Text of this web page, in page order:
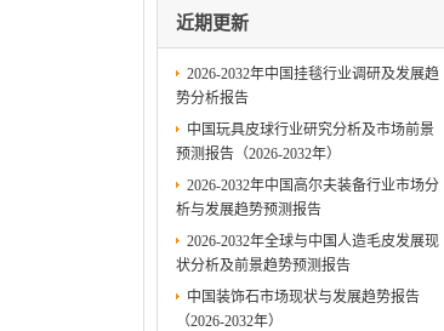
近期更新
2026-2032年中国挂毯行业调研及发展趋
势分析报告
中国玩具皮球行业研究分析及市场前景
预测报告（2026-2032年）
2026-2032年中国高尔夫装备行业市场分
析与发展趋势预测报告
2026-2032年全球与中国人造毛皮发展现
状分析及前景趋势预测报告
中国装饰石市场现状与发展趋势报告
（2026-2032年）